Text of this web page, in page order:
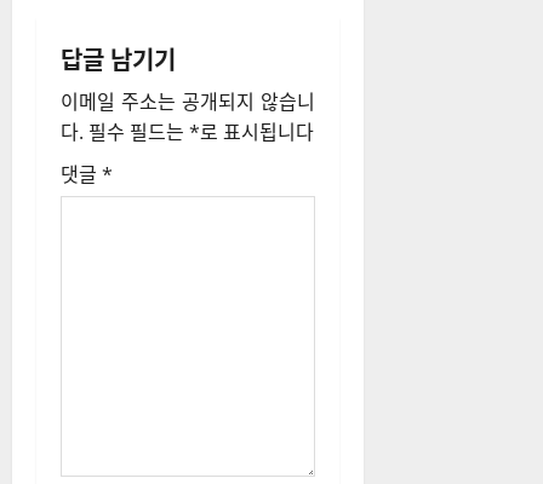
이
션
답글 남기기
이메일 주소는 공개되지 않습니
다. 필수 필드는 *로 표시됩니다
댓글 *